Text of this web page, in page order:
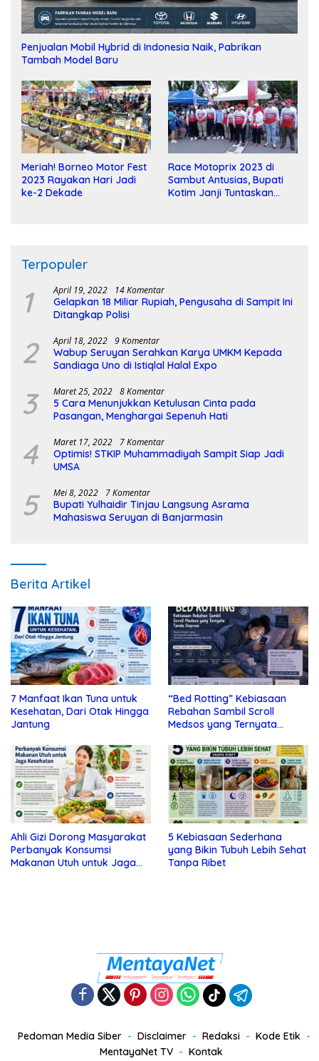
Penjualan Mobil Hybrid di Indonesia Naik, Pabrikan
Tambah Model Baru
Meriah! Borneo Motor Fest
2023 Rayakan Hari Jadi
ke-2 Dekade
Race Motoprix 2023 di
Sambut Antusias, Bupati
Kotim Janji Tuntaskan
Terpopuler
1 April 19, 2022 14 Komentar
Gelapkan 18 Miliar Rupiah, Pengusaha di Sampit Ini
Ditangkap Polisi
2 April 18, 2022 9 Komentar
Wabup Seruyan Serahkan Karya UMKM Kepada
Sandiaga Uno di Istiqlal Halal Expo
3 Maret 25, 2022 8 Komentar
5 Cara Menunjukkan Ketulusan Cinta pada
Pasangan, Menghargai Sepenuh Hati
4 Maret 17, 2022 7 Komentar
Optimis! STKIP Muhammadiyah Sampit Siap Jadi
UMSA
5 Mei 8, 2022 7 Komentar
Bupati Yulhaidir Tinjau Langsung Asrama
Mahasiswa Seruyan di Banjarmasin
Berita Artikel
7 Manfaat Ikan Tuna untuk
Kesehatan, Dari Otak Hingga
Jantung
“Bed Rotting” Kebiasaan
Rebahan Sambil Scroll
Medsos yang Ternyata
Ahli Gizi Dorong Masyarakat
Perbanyak Konsumsi
Makanan Utuh untuk Jaga
5 Kebiasaan Sederhana
yang Bikin Tubuh Lebih Sehat
Tanpa Ribet
Pedoman Media Siber Disclaimer Redaksi
Kode Etik
MentayaNet TV
Kontak